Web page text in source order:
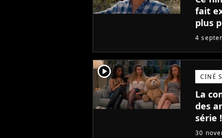
fait
plus
dispo
4
player2 CINÉ
La
des
série
fou
30